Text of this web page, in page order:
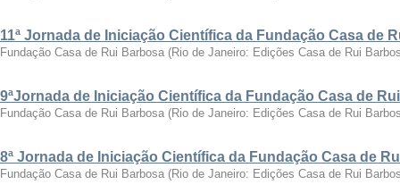
11ª Jornada de Iniciação Científica da Fundação Casa de
Fundação Casa de Rui Barbosa (Rio de Janeiro: Edições Casa de Rui
9ªJornada de Iniciação Científica da Fundação Casa de
Fundação Casa de Rui Barbosa (Rio de Janeiro: Edições Casa de Rui
8ª Jornada de Iniciação Científica da Fundação Casa de
Fundação Casa de Rui Barbosa (Rio de Janeiro: Edições Casa de Rui